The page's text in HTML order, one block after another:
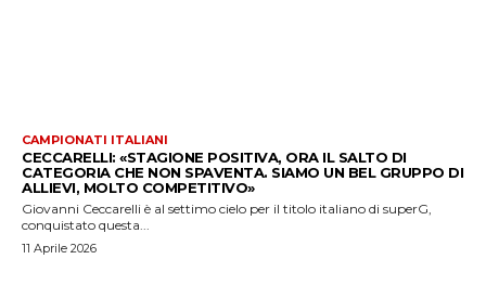
CAMPIONATI ITALIANI
CECCARELLI: «STAGIONE POSITIVA, ORA IL SALTO DI
CATEGORIA CHE NON SPAVENTA. SIAMO UN BEL GRUPPO DI
ALLIEVI, MOLTO COMPETITIVO»
Giovanni Ceccarelli è al settimo cielo per il titolo italiano di superG,
conquistato questa...
11 Aprile 2026